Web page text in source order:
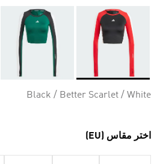
Black / Better Scarlet / White
اختر مقاس (EU)